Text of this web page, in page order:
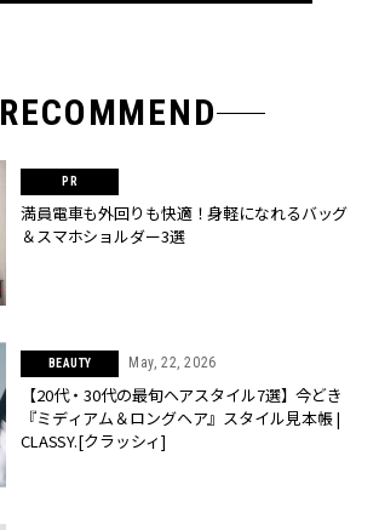
RECOMMEND
満員電車も外回りも快適！身軽になれるバッグ
＆スマホショルダー3選
BEAUTY May, 22, 2026
【20代・30代の最旬ヘアスタイル7選】今どき
『ミディアム＆ロングヘア』スタイル見本帳 |
CLASSY.[クラッシィ]